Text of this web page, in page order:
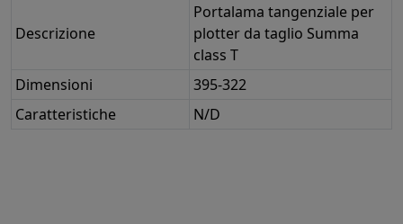
Descrizione
Portalama tangenziale per
plotter da taglio Summa
class T
Dimensioni
395-322
Caratteristiche
N/D